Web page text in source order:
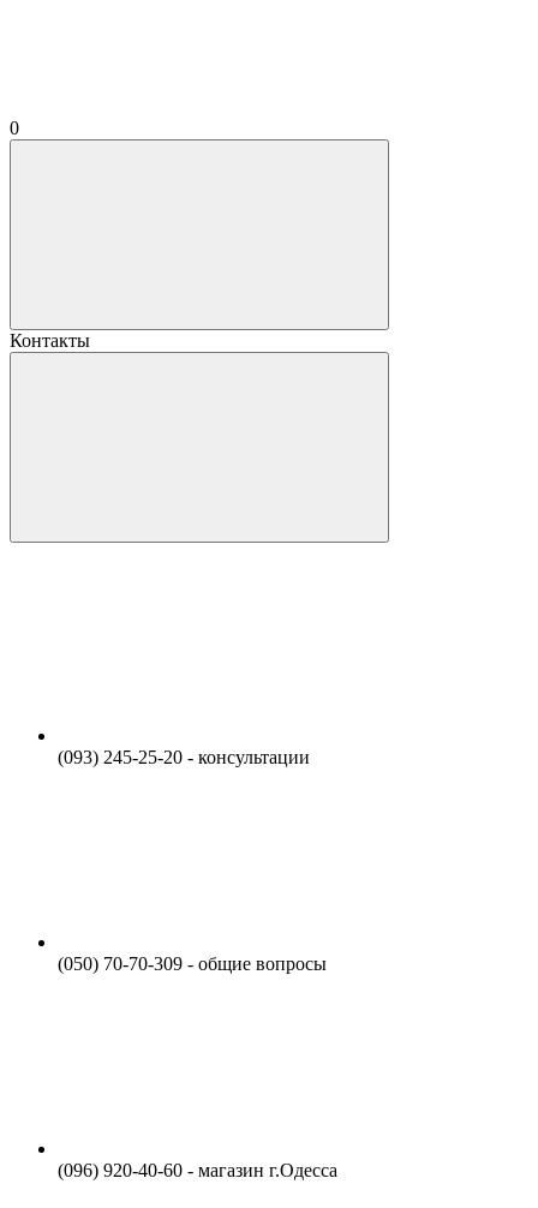
0
Контакты
(093) 245-25-20 - консультации
(050) 70-70-309 - общие вопросы
(096) 920-40-60 - магазин г.Одесса